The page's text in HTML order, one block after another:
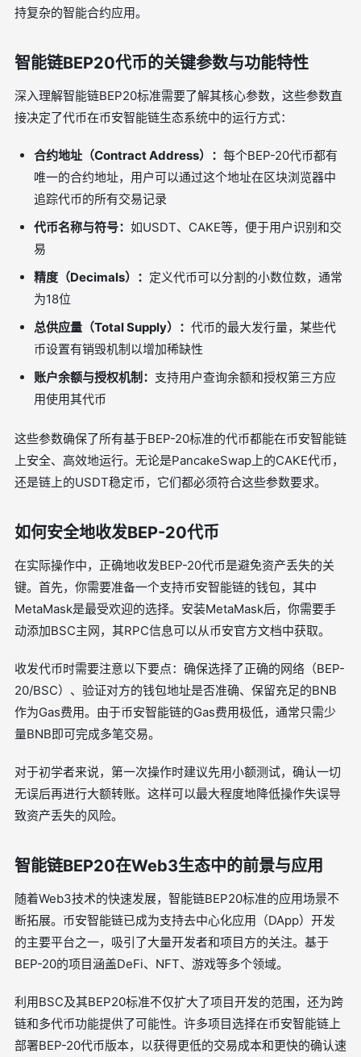
持复杂的智能合约应用。
智能链BEP20代币的关键参数与功能特性
深入理解智能链BEP20标准需要了解其核心参数，这些参数直
接决定了代币在币安智能链生态系统中的运行方式：
合约地址（Contract Address）： 每个BEP-20代币都有
唯一的合约地址，用户可以通过这个地址在区块浏览器中
追踪代币的所有交易记录
代币名称与符号： 如USDT、CAKE等，便于用户识别和交
易
精度（Decimals）： 定义代币可以分割的小数位数，通常
为18位
总供应量（Total Supply）： 代币的最大发行量，某些代
币设置有销毁机制以增加稀缺性
账户余额与授权机制： 支持用户查询余额和授权第三方应
用使用其代币
这些参数确保了所有基于BEP-20标准的代币都能在币安智能链
上安全、高效地运行。无论是PancakeSwap上的CAKE代币，
还是链上的USDT稳定币，它们都必须符合这些参数要求。
如何安全地收发BEP-20代币
在实际操作中，正确地收发BEP-20代币是避免资产丢失的关
键。首先，你需要准备一个支持币安智能链的钱包，其中
MetaMask是最受欢迎的选择。安装MetaMask后，你需要手
动添加BSC主网，其RPC信息可以从币安官方文档中获取。
收发代币时需要注意以下要点：确保选择了正确的网络（BEP-
20/BSC）、验证对方的钱包地址是否准确、保留充足的BNB
作为Gas费用。由于币安智能链的Gas费用极低，通常只需少
量BNB即可完成多笔交易。
对于初学者来说，第一次操作时建议先用小额测试，确认一切
无误后再进行大额转账。这样可以最大程度地降低操作失误导
致资产丢失的风险。
智能链BEP20在Web3生态中的前景与应用
随着Web3技术的快速发展，智能链BEP20标准的应用场景不
断拓展。币安智能链已成为支持去中心化应用（DApp）开发
的主要平台之一，吸引了大量开发者和项目方的关注。基于
BEP-20的项目涵盖DeFi、NFT、游戏等多个领域。
利用BSC及其BEP20标准不仅扩大了项目开发的范围，还为跨
链和多代币功能提供了可能性。许多项目选择在币安智能链上
部署BEP-20代币版本，以获得更低的交易成本和更快的确认速